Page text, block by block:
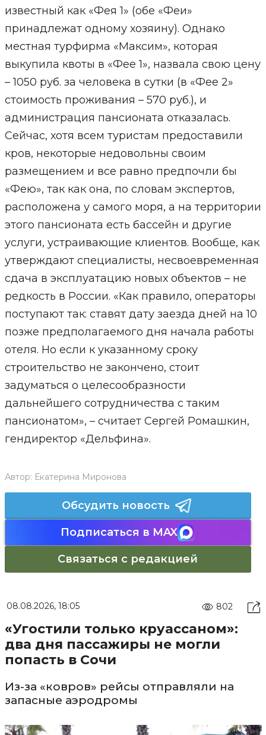
известный как «Фея 1» (обе «Феи»
принадлежат одному хозяину). Однако
местная турфирма «Максим», которая
выкупила квоты в «Фее 1», назвала свою цену
– 1050 руб. за человека в сутки (в «Фее 2»
стоимость проживания – 570 руб.), и
администрация пансионата отказалась.
Сейчас, хотя всем туристам предоставили
кров, некоторые недовольны своим
размещением и все равно предпочли бы
«Фею», так как она, по словам экспертов,
расположена у самого моря, а на территории
этого пансионата есть бассейн и другие
услуги, устраивающие клиентов. Вообще, как
утверждают специалисты, несвоевременная
сдача в эксплуатацию новых объектов – не
редкость в России. «Как правило, операторы
поступают так: ставят дату заезда дней на 10
позже предполагаемого дня начала работы
отеля. Но если к указанному сроку
строительство не закончено, стоит
задуматься о целесообразности
дальнейшего сотрудничества с таким
пансионатом», – считает Сергей Ромашкин,
гендиректор «Дельфина».
Автор: Екатерина Миронова
Обсудить новость
Подписаться в MAX
Связаться с редакцией
08.08.2026, 18:05 802
«Угостили только круассаном»:
два дня пассажиры не могли
попасть в Сочи
Из-за «ковров» рейсы отправляли на
запасные аэродромы